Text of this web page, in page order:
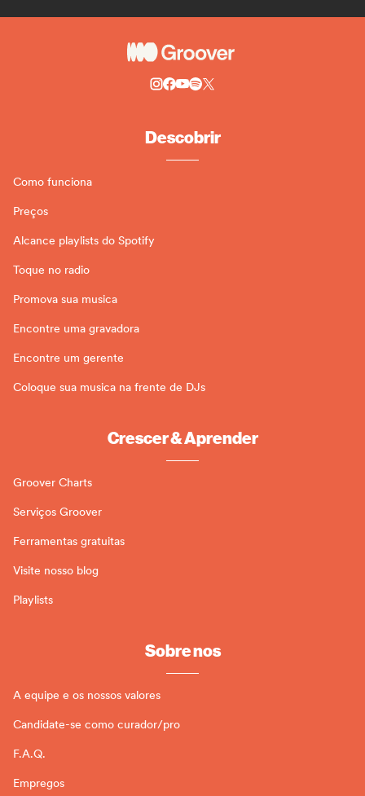
Descobrir
Como funciona
Preços
Alcance playlists do Spotify
Toque no radio
Promova sua musica
Encontre uma gravadora
Encontre um gerente
Coloque sua musica na frente de DJs
Crescer & Aprender
Groover Charts
Serviços Groover
Ferramentas gratuitas
Visite nosso blog
Playlists
Sobre nos
A equipe e os nossos valores
Candidate-se como curador/pro
F.A.Q.
Empregos